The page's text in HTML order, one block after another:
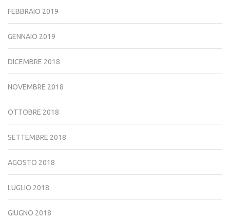
FEBBRAIO 2019
GENNAIO 2019
DICEMBRE 2018
NOVEMBRE 2018
OTTOBRE 2018
SETTEMBRE 2018
AGOSTO 2018
LUGLIO 2018
GIUGNO 2018